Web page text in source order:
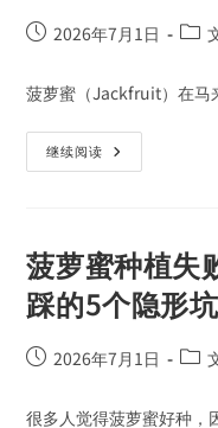
2026年7月1日
菠萝蜜（Jackfruit）在马
继续阅读
菠萝蜜种植失
踩的5个隐形坑
2026年7月1日
很多人觉得菠萝蜜好种，